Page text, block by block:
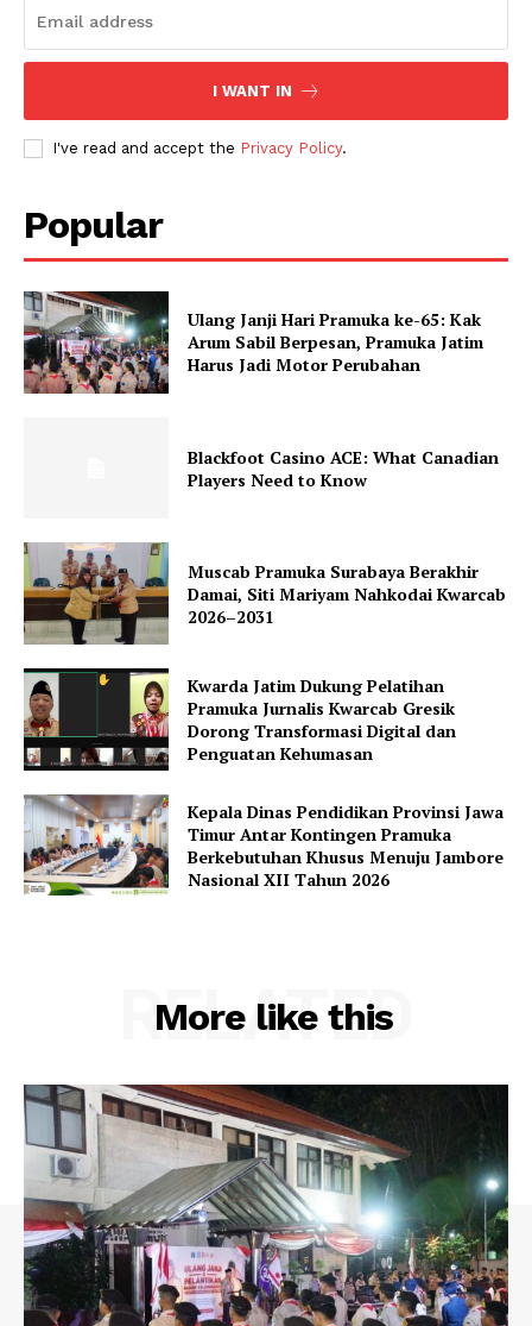
I WANT IN
I've read and accept the Privacy Policy.
Popular
Ulang Janji Hari Pramuka ke-65: Kak
Arum Sabil Berpesan, Pramuka Jatim
Harus Jadi Motor Perubahan
Blackfoot Casino ACE: What Canadian
Players Need to Know
Muscab Pramuka Surabaya Berakhir
Damai, Siti Mariyam Nahkodai Kwarcab
2026–2031
Kwarda Jatim Dukung Pelatihan
Pramuka Jurnalis Kwarcab Gresik
Dorong Transformasi Digital dan
Penguatan Kehumasan
Kepala Dinas Pendidikan Provinsi Jawa
Timur Antar Kontingen Pramuka
Berkebutuhan Khusus Menuju Jambore
Nasional XII Tahun 2026
More like this
RELATED